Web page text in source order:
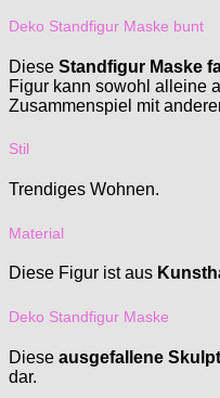
Deko Standfigur Maske bunt
Diese Standfigur Maske
Figur kann sowohl alleine
Zusammenspiel mit
Stil
Trendiges Wohnen.
Material
Diese Figur ist aus
Deko Standfigur Maske
Diese ausgefallene
dar.